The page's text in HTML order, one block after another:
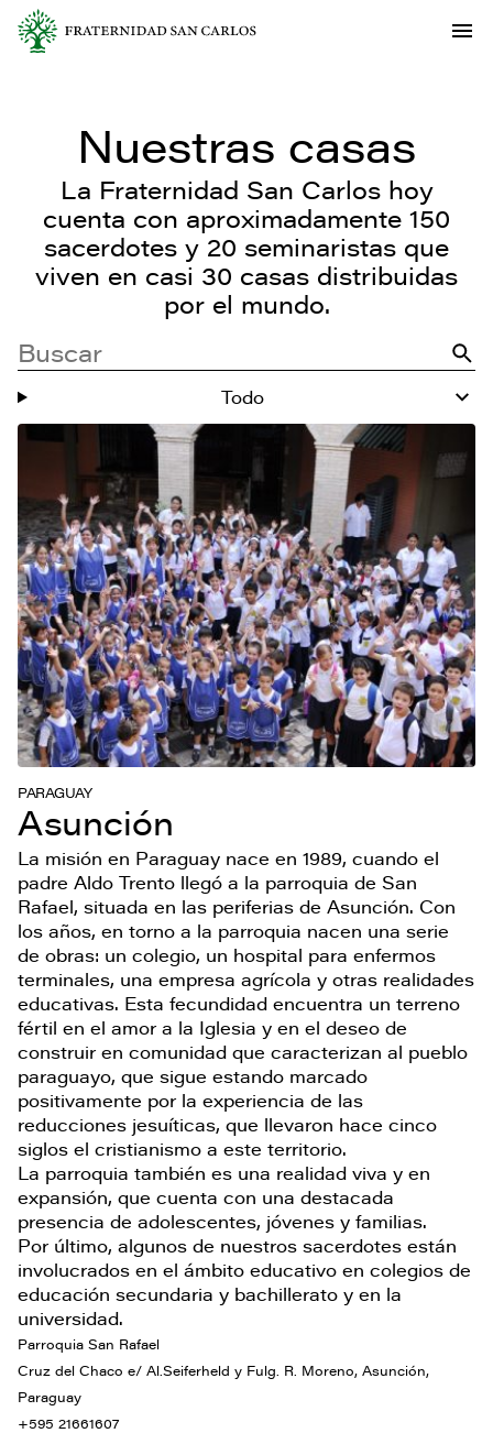
Nuestras casas
La Fraternidad San Carlos hoy
cuenta con aproximadamente 150
sacerdotes y 20 seminaristas que
viven en casi 30 casas distribuidas
por el mundo.
Todo
PARAGUAY
Asunción
La misión en Paraguay nace en 1989, cuando el
padre Aldo Trento llegó a la parroquia de San
Rafael, situada en las periferias de Asunción. Con
los años, en torno a la parroquia nacen una serie
de obras: un colegio, un hospital para enfermos
terminales, una empresa agrícola y otras realidades
educativas. Esta fecundidad encuentra un terreno
fértil en el amor a la Iglesia y en el deseo de
construir en comunidad que caracterizan al pueblo
paraguayo, que sigue estando marcado
positivamente por la experiencia de las
reducciones jesuíticas, que llevaron hace cinco
siglos el cristianismo a este territorio.
La parroquia también es una realidad viva y en
expansión, que cuenta con una destacada
presencia de adolescentes, jóvenes y familias.
Por último, algunos de nuestros sacerdotes están
involucrados en el ámbito educativo en colegios de
educación secundaria y bachillerato y en la
universidad.
Parroquia San Rafael
Cruz del Chaco e/ Al.Seiferheld y Fulg. R. Moreno, Asunción,
Paraguay
+595 21661607